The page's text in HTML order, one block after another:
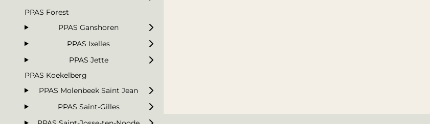
PPAS Forest
PPAS Ganshoren
PPAS Ixelles
PPAS Jette
PPAS Koekelberg
PPAS Molenbeek Saint Jean
PPAS Saint-Gilles